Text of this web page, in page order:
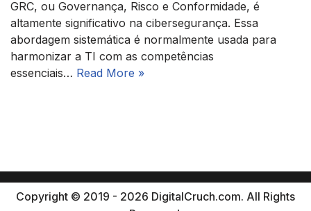
GRC, ou Governança, Risco e Conformidade, é
altamente significativo na cibersegurança. Essa
abordagem sistemática é normalmente usada para
harmonizar a TI com as competências
essenciais… Read More »
Copyright © 2019 - 2026 DigitalCruch.com. All Rights